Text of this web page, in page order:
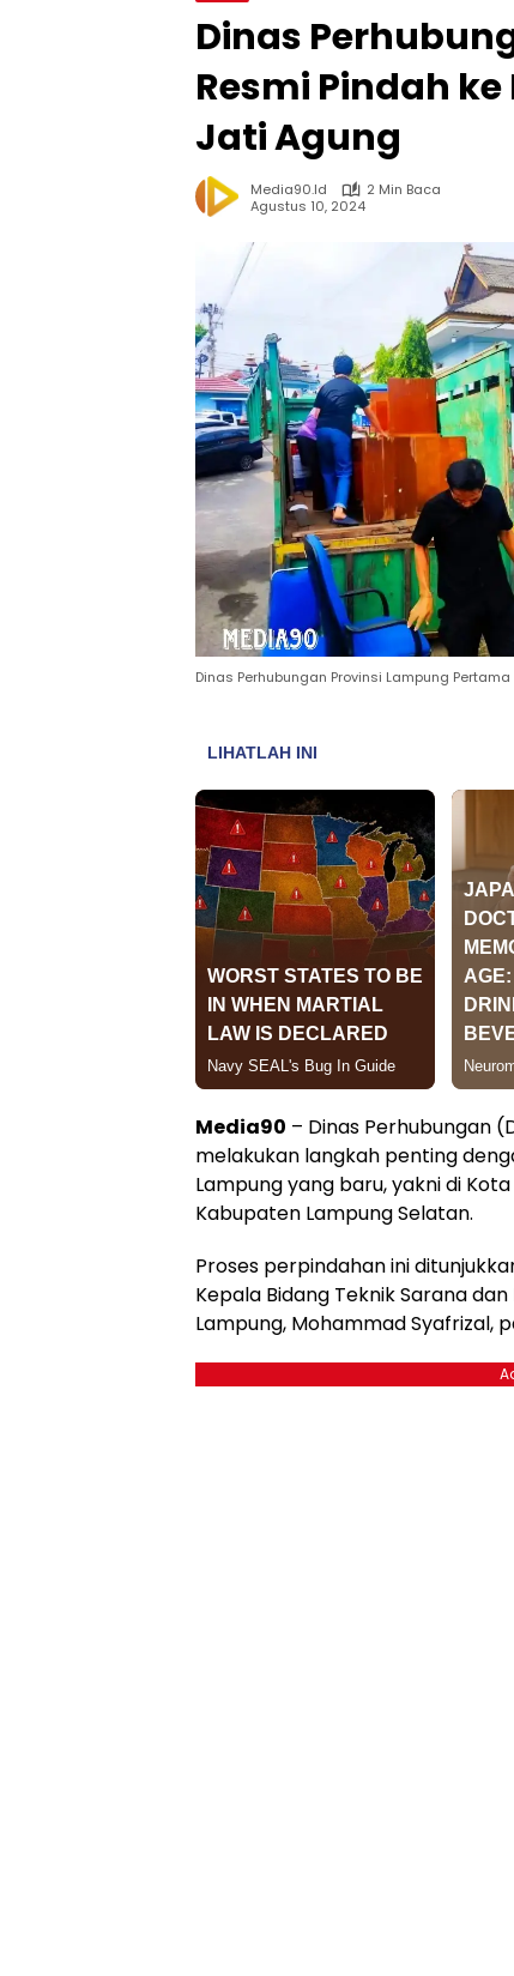
Dinas
Resmi Pindah
Jati Agung
Media90.id
2 Min Baca
Agustus 10, 2024
Dinas Perhubungan Provinsi Lampung
Media90 – Dinas Perhubungan
melakukan langkah penting
Lampung yang baru, yakni di
Kabupaten Lampung Selatan.
Proses perpindahan ini
Kepala Bidang Teknik Sarana
Lampung, Mohammad Syafrizal,